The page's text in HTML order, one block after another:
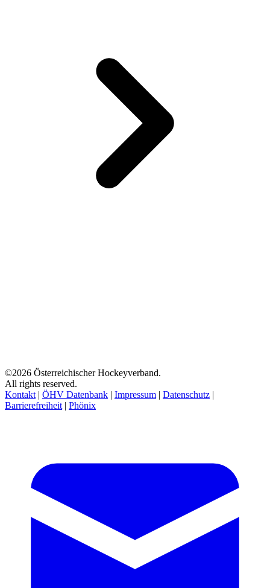
©2026 Österreichischer Hockeyverband.
All rights reserved.
Kontakt | ÖHV Datenbank | Impressum | Datenschutz |
Barrierefreiheit | Phönix